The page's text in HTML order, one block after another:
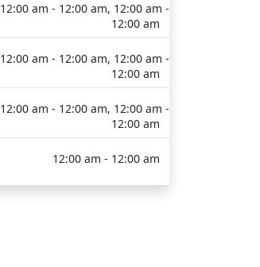
12:00 am - 12:00 am, 12:00 am -
12:00 am
12:00 am - 12:00 am, 12:00 am -
12:00 am
12:00 am - 12:00 am, 12:00 am -
12:00 am
12:00 am - 12:00 am